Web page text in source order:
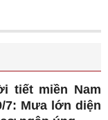
tiết miền Nam
7: Mưa lớn diện